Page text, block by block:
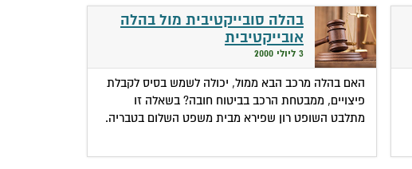
בהלה סובייקטיבית מול בהלה
אובייקטיבית
3 ליולי 2000
האם בהלה מרכב הבא ממול, יכולה לשמש בסיס לקבלת
פיצויים, ממבטחת הרכב בביטוח חובה? בשאלה זו
מתלבט השופט רון שפירא מבית משפט השלום בטבריה.